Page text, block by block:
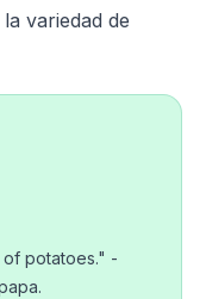
variedad de
of potatoes." -